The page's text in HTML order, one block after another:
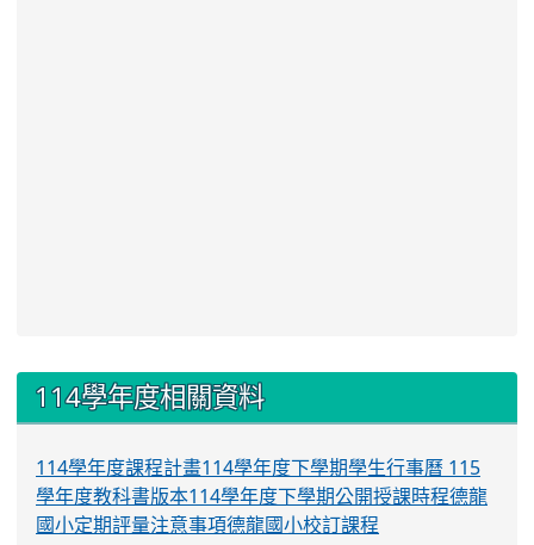
::: 114學年度相關資料
114學年度課程計畫114學年度下學期學生行事曆 115
學年度教科書版本114學年度下學期公開授課時程德龍
國小定期評量注意事項德龍國小校訂課程